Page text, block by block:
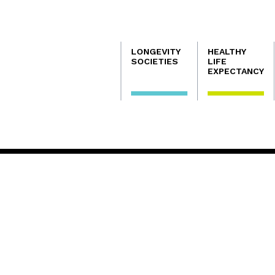
Navegación
principal
LONGEVITY
SOCIETIES
HEALTHY
LIFE
EXPECTANCY